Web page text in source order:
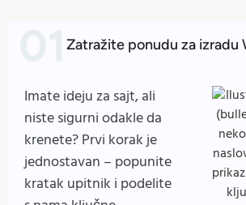
Zatražite ponudu za izradu
Imate ideju za sajt, ali
niste sigurni odakle da
krenete? Prvi korak je
jednostavan – popunite
kratak upitnik i podelite